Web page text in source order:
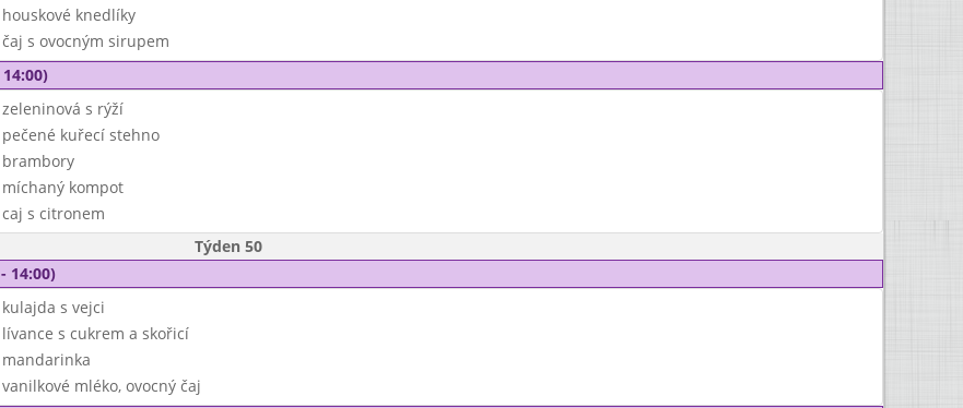
houskové knedlíky
čaj s ovocným sirupem
zeleninová s rýží
pečené kuřecí stehno
brambory
míchaný kompot
caj s citronem
Týden 50
14:00)
kulajda s vejci
lívance s cukrem a skořicí
mandarinka
vanilkové mléko, ovocný čaj